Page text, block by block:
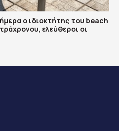
ο ιδιοκτήτης του beach
ελεύθεροι οι